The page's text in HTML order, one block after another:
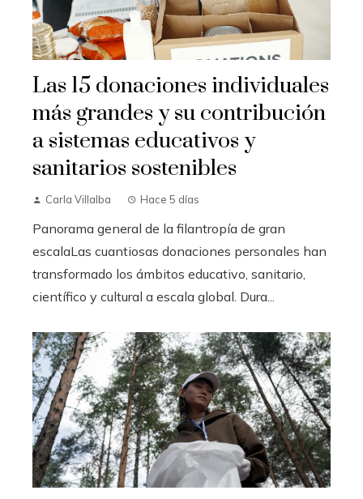
Las 15 donaciones individuales
más grandes y su contribución
a sistemas educativos y
sanitarios sostenibles
Carla Villalba Hace 5 días
Panorama general de la filantropía de gran
escalaLas cuantiosas donaciones personales han
transformado los ámbitos educativo, sanitario,
científico y cultural a escala global. Dura...